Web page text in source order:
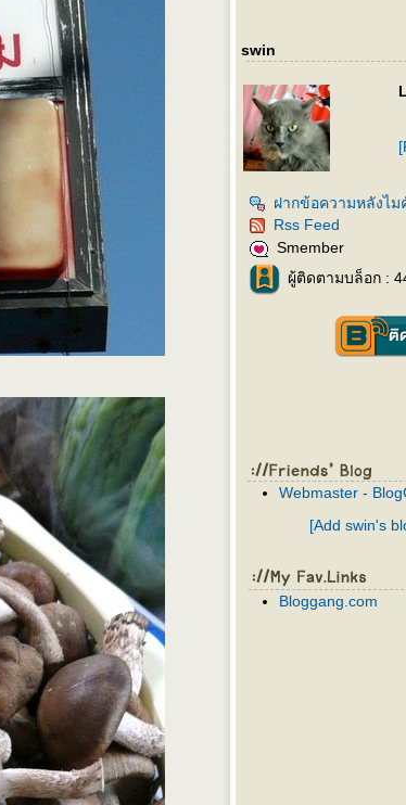
swin
ฝากข้อความหลังไม
Rss Feed
Smember
ผู้ติดตามบล็อก :
Webmaster -
[Add swin's
Bloggang.com